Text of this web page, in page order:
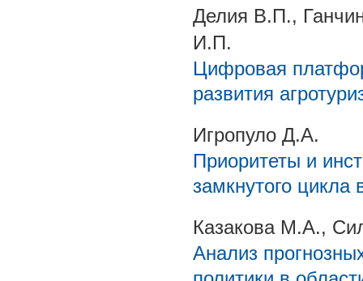
Делия В.П.,
И.П.
Цифровая
развития
Игропуло Д.А.
Приоритеты и
замкнутого цикла
Казакова М.А.,
Анализ